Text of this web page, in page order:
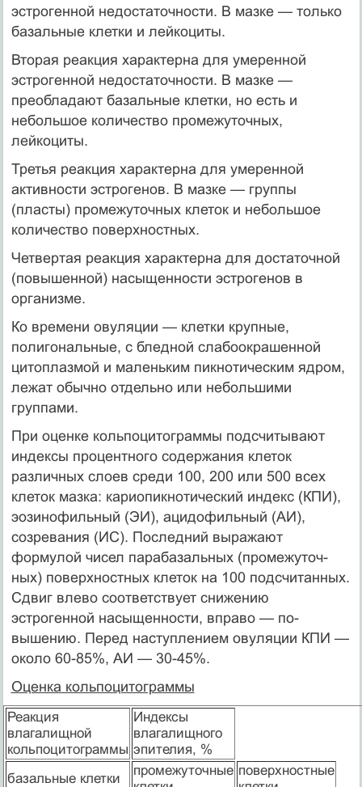
эстрогенной недоста­точности. В мазке — только
базальные клетки и лейкоциты.
Вторая реакция характерна для умеренной
эстрогенной недостаточности. В мазке —
преобладают базальные клетки, но есть и
небольшое количество промежуточных,
лейкоциты.
Третья реакция характерна для умеренной
активности эстро­генов. В мазке — группы
(пласты) промежуточных клеток и не­большое
количество поверхностных.
Четвертая реакция характерна для достаточной
(повышенной) насыщенности эстрогенов в
организме.
Ко времени овуляции — клетки крупные,
полигональные, с бледной слабоокрашенной
цитоплазмой и маленьким пикнотическим ядром,
лежат обычно отдельно или небольшими
группами.
При оценке кольпоцитограммы подсчитывают
индексы про­центного содержания клеток
различных слоев среди 100, 200 или 500 всех
клеток мазка: кариопикнотический индекс (КПИ),
эозинофильный (ЭИ), ацидофильный (АИ),
созревания (ИС). По­следний выражают
формулой чисел парабазальных (промежуточ­
ных) поверхностных клеток на 100 подсчитанных.
Сдвиг влево соответствует снижению
эстрогенной насыщенности, вправо — по­
вышению. Перед наступлением овуляции КПИ —
около 60-85%, АИ — 30-45%.
Оценка кольпоцитограммы
Реакция
влагалищной
кольпоцитограммы
Индексы
влагалищного
эпителия, %
базальные клетки
промежуточные поверхностные